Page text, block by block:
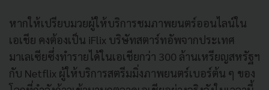
หากให้เปรียบมวยผู้ให้บริการชมภาพยนตร์ออนไลน์ใน
เอเชีย คงต้องเป็น iFlix บริษัทสตาร์ทอัพจากประเทศ
มาเลเซียซึ่งทำรายได้ในเอเชียกว่า 300 ล้านเหรียญสหรัฐฯ
กับ Netflix ผู้ให้บริการสตรีมมิ่งภาพยนตร์เบอร์ต้น ๆ ของ